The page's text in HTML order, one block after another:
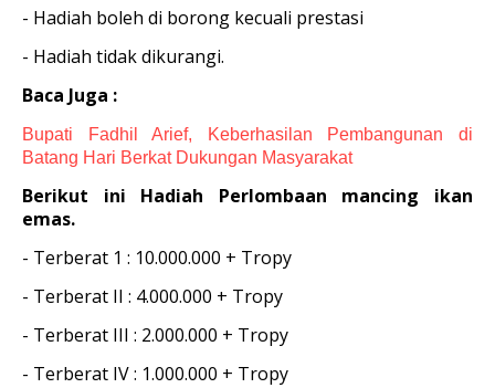
- Hadiah boleh di borong kecuali prestasi
- Hadiah tidak dikurangi.
Baca Juga :
Bupati Fadhil Arief, Keberhasilan Pembangunan di
Batang Hari Berkat Dukungan Masyarakat
Berikut ini Hadiah Perlombaan mancing ikan
emas.
- Terberat 1 : 10.000.000 + Tropy
- Terberat II : 4.000.000 + Tropy
- Terberat III : 2.000.000 + Tropy
- Terberat IV : 1.000.000 + Tropy